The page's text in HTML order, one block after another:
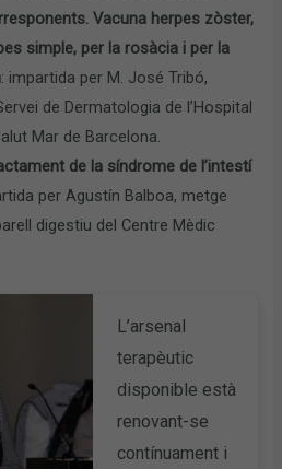
Vacuna herpes zòster,
simple, per la rosàcia i per la
: impartida per M. José Tribó,
de Dermatologia de l’Hospital
Mar de Barcelona.
de la síndrome de l’intestí
per Agustín Balboa, metge
digestiu del Centre Mèdic
L’arsenal
terapèutic
disponible està
renovant-se
contínuament i